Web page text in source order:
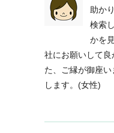
助か
検索
かを
社にお願いして良
た、ご縁が御座
します。(女性)